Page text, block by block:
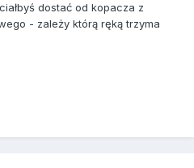
dostać od kopacza z
- zależy którą ręką trzyma